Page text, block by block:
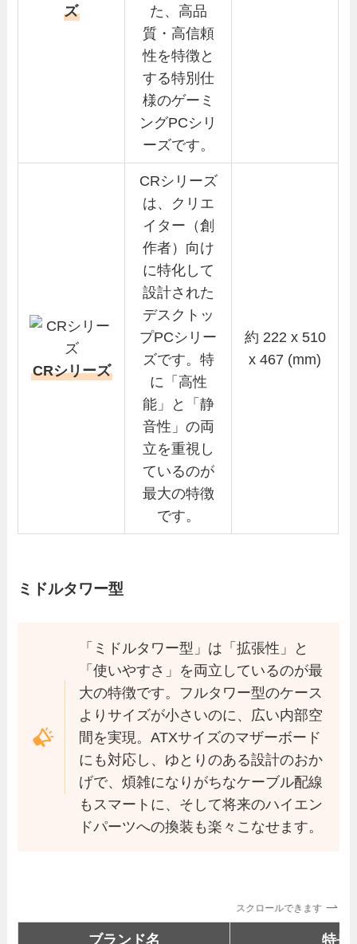
ズ
た、高品
質・高信頼
性を特徴と
する特別仕
様のゲーミ
ングPCシリ
ーズです。
CRシリーズ
CRシリーズ
は、クリエ
イター（創
作者）向け
に特化して
設計された
デスクトッ
プPCシリー
ズです。特
に「高性
能」と「静
音性」の両
立を重視し
ているのが
最大の特徴
です。
約 222 x 510
x 467 (mm)
ミドルタワー型
「ミドルタワー型」は「拡張性」と
「使いやすさ」を両立しているのが最
大の特徴です。フルタワー型のケース
よりサイズが小さいのに、広い内部空
間を実現。ATXサイズのマザーボード
にも対応し、ゆとりのある設計のおか
げで、煩雑になりがちなケーブル配線
もスマートに、そして将来のハイエン
ドパーツへの換装も楽々こなせます。
スクロールできます
ブランド名 特長